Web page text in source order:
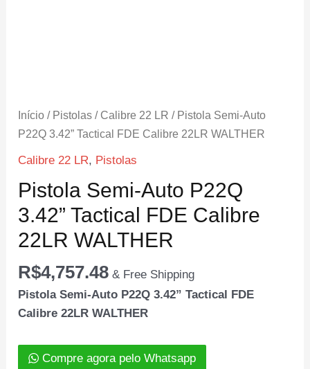
Início / Pistolas / Calibre 22 LR / Pistola Semi-Auto
P22Q 3.42” Tactical FDE Calibre 22LR WALTHER
Calibre 22 LR, Pistolas
Pistola Semi-Auto P22Q
3.42” Tactical FDE Calibre
22LR WALTHER
R$4,757.48 & Free Shipping
Pistola Semi-Auto P22Q 3.42” Tactical FDE
Calibre 22LR WALTHER
Compre agora pelo Whatsapp